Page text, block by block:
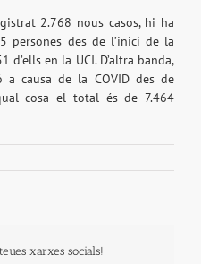
2.768 nous casos, hi ha
persones des de l’inici de la
en la UCI. D’altra banda,
a causa de la COVID des de
cosa el total és de 7.464
xarxes socials!